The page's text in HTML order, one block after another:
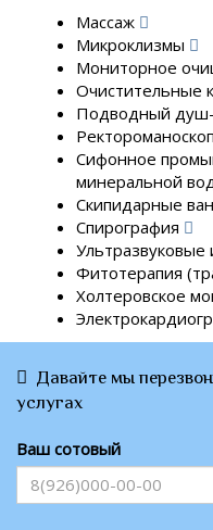
Массаж
Микроклизмы
Мониторное
Очистительные
Подводный
Сифонное
минеральной
Скипидарные
Спирография
Ультразвуковые
Фитотерапия
Холтеровское
Давайте мы
услугах
Ваш сотовый